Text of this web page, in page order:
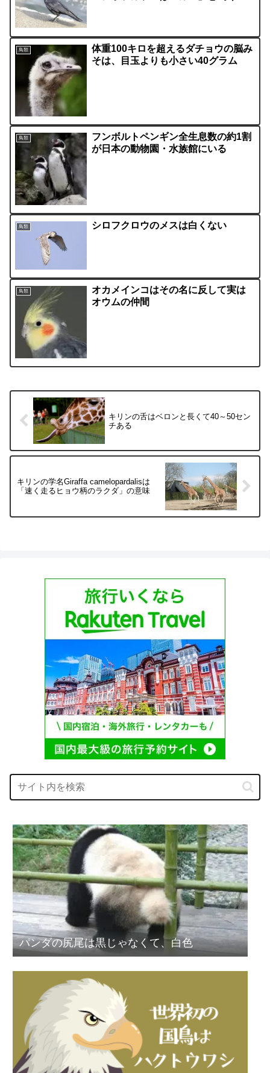
鳥類
体重100キロを超えるダチョウの脳み
そは、目玉よりも小さい40グラム
鳥類
フンボルトペンギン全生息数の約1割
が日本の動物園・水族館にいる
鳥類 シロフクロウのメスは白くない
鳥類
オカメインコはその名に反して実は
オウムの仲間
キリンの舌はベロンと長くて40～50セン
チある
キリンの学名Giraffa camelopardalisは
「速く走るヒョウ柄のラクダ」の意味
パンダの尻尾は黒じゃなくて、白色